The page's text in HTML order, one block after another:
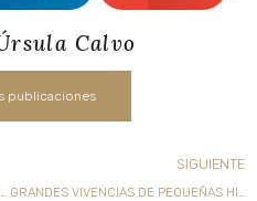
Calvo
publicaciones
Cómo tener éxito en la vida y saber disfrutarlo
SIGUIENTE
GRANDES VIVENCIAS DE PEQUEÑAS HISTORIAS I. «Un cuento para cerrar el cuento»